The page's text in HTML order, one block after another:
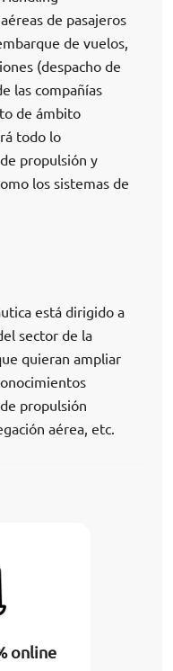
de pasajeros
de vuelos,
(despacho de
las compañías
de ámbito
todo lo
propulsión y
los sistemas de
está dirigido a
sector de la
quieran ampliar
propulsión
aérea, etc.
online